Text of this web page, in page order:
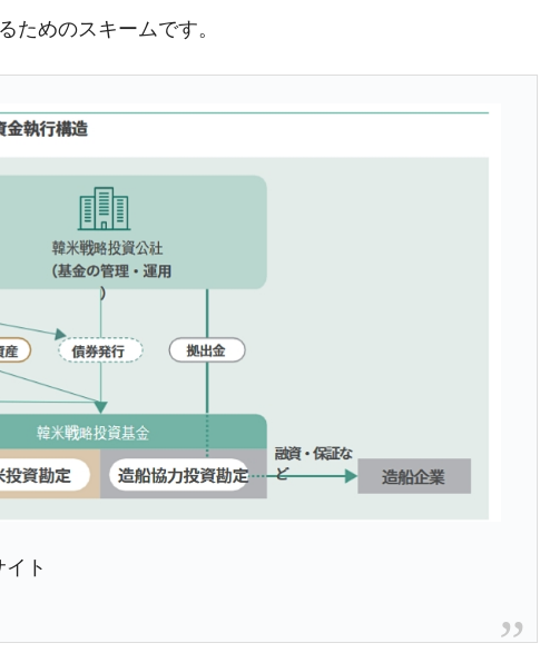
200兆蒸発。
「なさすぎ」では。
ーゲットにぶん殴る法案」提出！⇒ クーパン問題は合衆国企業に対
価暴落に他人事のような発言。
年2Qの業績「史上最高益」当期純利益は前年同期比13.4倍に。
暗礁」の危機 ⇒ 10.7兆では損が出るからできない。
日07月29日(水)もサイドカー・サーキットブレイカーの二段コンボ
。全産業の半分未満しか雇用を生まない
に変質したのは政界の責任だ」
めのスキームです。
ト